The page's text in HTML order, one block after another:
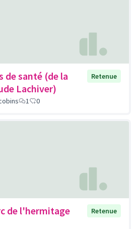
de santé (de la
Lachiver)
Retenue
1 0
de l'hermitage
Retenue